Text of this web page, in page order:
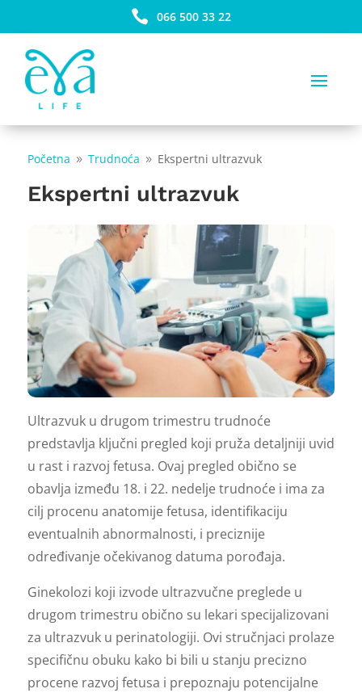
 066 500 33 22
Početna 9 Trudnoća 9 Ekspertni ultrazvuk
Ekspertni ultrazvuk
Ultrazvuk u drugom trimestru trudnoće
predstavlja ključni pregled koji pruža detaljniji uvid
u rast i razvoj fetusa. Ovaj pregled obično se
obavlja između 18. i 22. nedelje trudnoće i ima za
cilj procenu anatomije fetusa, identifikaciju
eventualnih abnormalnosti, i preciznije
određivanje očekivanog datuma porođaja.
Ginekolozi koji izvode ultrazvučne preglede u
drugom trimestru obično su lekari specijalizovani
za ultrazvuk u perinatologiji. Ovi stručnjaci prolaze
specifičnu obuku kako bi bili u stanju precizno
procene razvoj fetusa i prepoznaju potencijalne